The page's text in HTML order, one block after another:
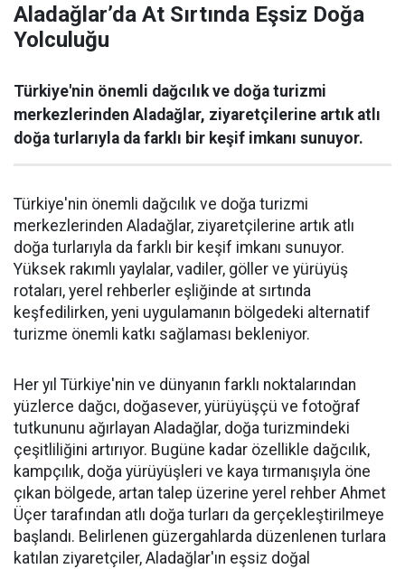
Aladağlar’da At Sırtında Eşsiz Doğa
Yolculuğu
Türkiye'nin önemli dağcılık ve doğa turizmi
merkezlerinden Aladağlar, ziyaretçilerine artık atlı
doğa turlarıyla da farklı bir keşif imkanı sunuyor.
Türkiye'nin önemli dağcılık ve doğa turizmi
merkezlerinden Aladağlar, ziyaretçilerine artık atlı
doğa turlarıyla da farklı bir keşif imkanı sunuyor.
Yüksek rakımlı yaylalar, vadiler, göller ve yürüyüş
rotaları, yerel rehberler eşliğinde at sırtında
keşfedilirken, yeni uygulamanın bölgedeki alternatif
turizme önemli katkı sağlaması bekleniyor.
Her yıl Türkiye'nin ve dünyanın farklı noktalarından
yüzlerce dağcı, doğasever, yürüyüşçü ve fotoğraf
tutkununu ağırlayan Aladağlar, doğa turizmindeki
çeşitliliğini artırıyor. Bugüne kadar özellikle dağcılık,
kampçılık, doğa yürüyüşleri ve kaya tırmanışıyla öne
çıkan bölgede, artan talep üzerine yerel rehber Ahmet
Üçer tarafından atlı doğa turları da gerçekleştirilmeye
başlandı. Belirlenen güzergahlarda düzenlenen turlara
katılan ziyaretçiler, Aladağlar'ın eşsiz doğal